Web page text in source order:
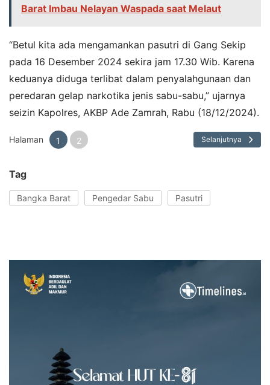
Barat Imbau Nelayan Waspada saat Melaut
“Betul kita ada mengamankan pasutri di Gang Sekip
pada 16 Desember 2024 sekira jam 17.30 Wib. Karena
keduanya diduga terlibat dalam penyalahgunaan dan
peredaran gelap narkotika jenis sabu-sabu,” ujarnya
seizin Kapolres, AKBP Ade Zamrah, Rabu (18/12/2024).
Halaman 1 2 Selanjutnya
Tag
Bangka Barat Pengedar Sabu Pasutri